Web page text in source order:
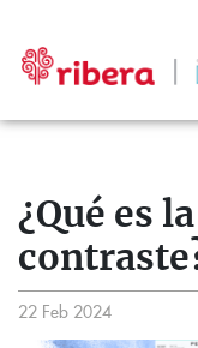
¿Qué es
22 Feb 2024